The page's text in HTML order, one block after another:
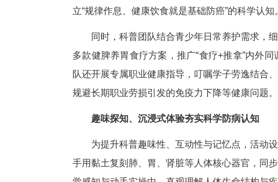
科普青少年常见致癌风险因素与日
会各界重点关注特殊青少年的身心
防癌科普知识点、视障人群沟通礼
效、有序、高质量开展。
医路科普、精准授课食养经络筑
本次科普宣讲由咸宁市中心医院
高发健康问题展开针对性讲解，内